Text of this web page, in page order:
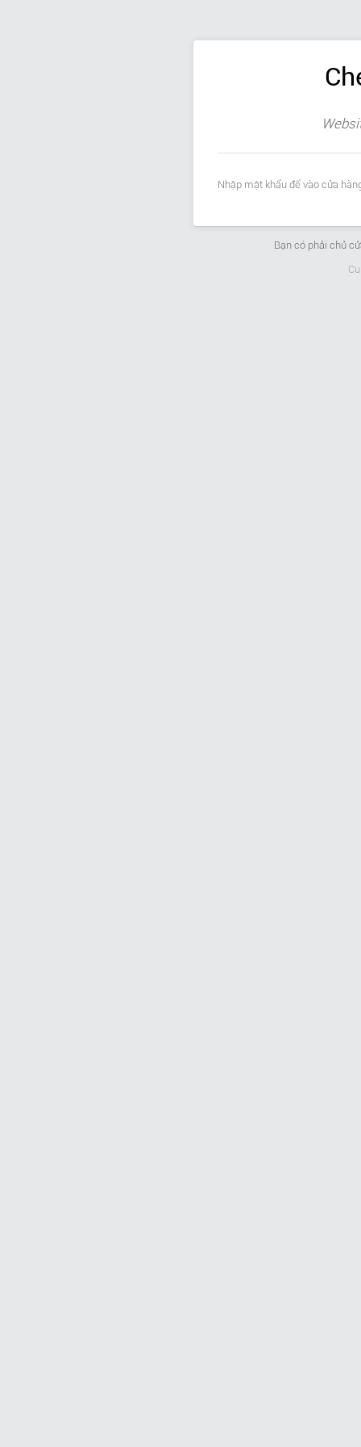
Nhập mật khẩu để vào cửa
Bạn có phải chủ